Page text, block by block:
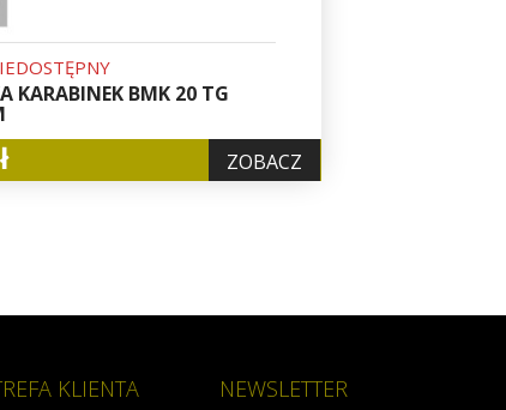
KARABINEK BMK 20 TG
ZOBACZ
KLIENTA NEWSLETTER